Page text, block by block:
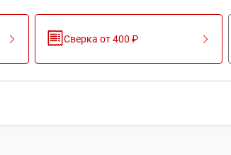
Сверка от 400 ₽